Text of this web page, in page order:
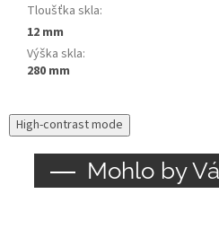
Tloušťka skla:
12 mm
Výška skla:
280 mm
High-contrast mode
Mohlo by